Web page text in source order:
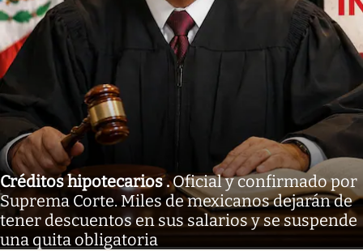
Créditos hipotecarios.Oficial y confirmado por
Suprema Corte. Miles de mexicanos dejarán de
tener descuentos en sus salarios y se suspende
una quita obligatoria